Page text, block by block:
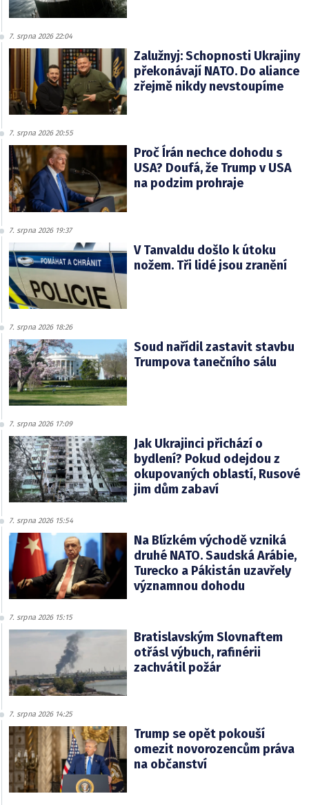
7. srpna 2026 22:04
Zalužnyj: Schopnosti Ukrajiny
překonávají NATO. Do aliance
zřejmě nikdy nevstoupíme
7. srpna 2026 20:55
Proč Írán nechce dohodu s
USA? Doufá, že Trump v USA
na podzim prohraje
7. srpna 2026 19:37
V Tanvaldu došlo k útoku
nožem. Tři lidé jsou zranění
7. srpna 2026 18:26
Soud nařídil zastavit stavbu
Trumpova tanečního sálu
7. srpna 2026 17:09
Jak Ukrajinci přichází o
bydlení? Pokud odejdou z
okupovaných oblastí, Rusové
jim dům zabaví
7. srpna 2026 15:54
Na Blízkém východě vzniká
druhé NATO. Saudská Arábie,
Turecko a Pákistán uzavřely
významnou dohodu
7. srpna 2026 15:15
Bratislavským Slovnaftem
otřásl výbuch, rafinérii
zachvátil požár
7. srpna 2026 14:25
Trump se opět pokouší
omezit novorozencům práva
na občanství